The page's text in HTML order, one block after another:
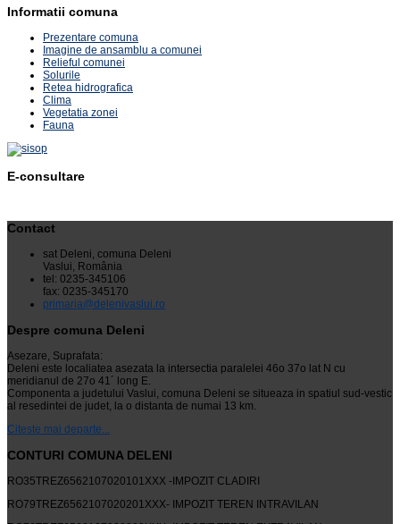
Informatii comuna
Prezentare comuna
Imagine de ansamblu a comunei
Relieful comunei
Solurile
Retea hidrografica
Clima
Vegetatia zonei
Fauna
E-consultare
Contact
sat Deleni, comuna Deleni
Vaslui, România
tel: 0235-345106
fax: 0235-345170
primaria@delenivaslui.ro
Despre comuna Deleni
Asezare, Suprafata:
Deleni este localiatea asezata la intersectia paralelei 46o 37o lat N cu
meridianul de 27o 41´ long E.
Componenta a judetului Vaslui, comuna Deleni se situeaza in spatiul sud-vestic
al resedintei de judet, la o distanta de numai 13 km.
Citeste mai departe...
CONTURI COMUNA DELENI
RO35TREZ6562107020101XXX -IMPOZIT CLADIRI
RO79TREZ6562107020201XXX- IMPOZIT TEREN INTRAVILAN